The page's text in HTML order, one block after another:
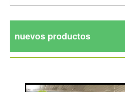
nuevos productos